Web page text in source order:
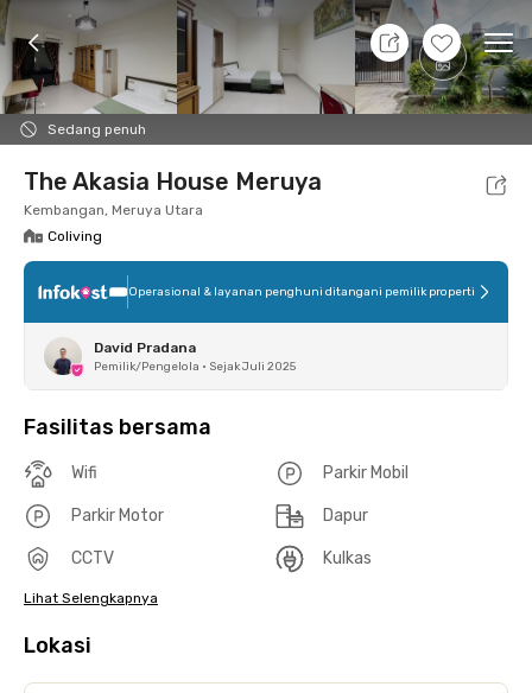
+5
Sedang penuh
11 Agt 26 - Belum tahu
Foto Fasilitas bersama Lokasi Kamar
The Akasia House Meruya
Kembangan, Meruya Utara
Coliving
Operasional & layanan penghuni ditangani pemilik properti
David Pradana
Pemilik/Pengelola • Sejak Juli 2025
Fasilitas bersama
Wifi Parkir Mobil
Parkir Motor Dapur
CCTV Kulkas
Lihat Selengkapnya
Lokasi